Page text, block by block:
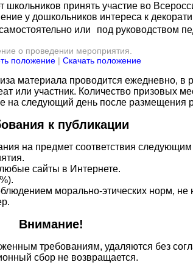
принять участие во
у дошкольников интереса к
или под руководством
о проведении мероприятия.
положение | Скачать положение
материала проводится ежедневно, в
или участник. Количество призовых
на следующий день после размещения
к публикации
на предмет соответствия
сайты в Интернете.
морально-этических норм,
Внимание!
требованиям, удаляются без
сбор не возвращается.